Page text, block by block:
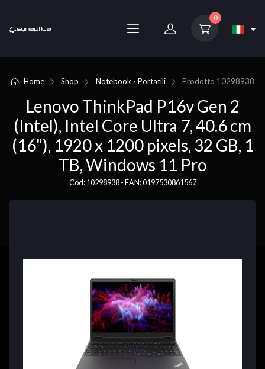
0
Home Shop Notebook - Portatili Prodotto 10298938
Lenovo ThinkPad P16v Gen 2
(Intel), Intel Core Ultra 7, 40.6 cm
(16"), 1920 x 1200 pixels, 32 GB, 1
TB, Windows 11 Pro
Cod: 10298938 - EAN: 0197530861567